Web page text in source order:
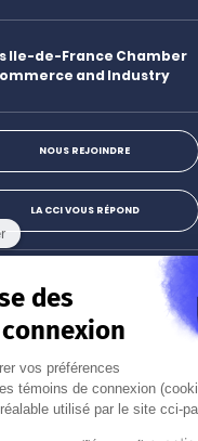
Ile-de-France Chamber
and Industry
NOUS REJOINDRE
LA CCI VOUS RÉPOND
Instagram
à la newsletter